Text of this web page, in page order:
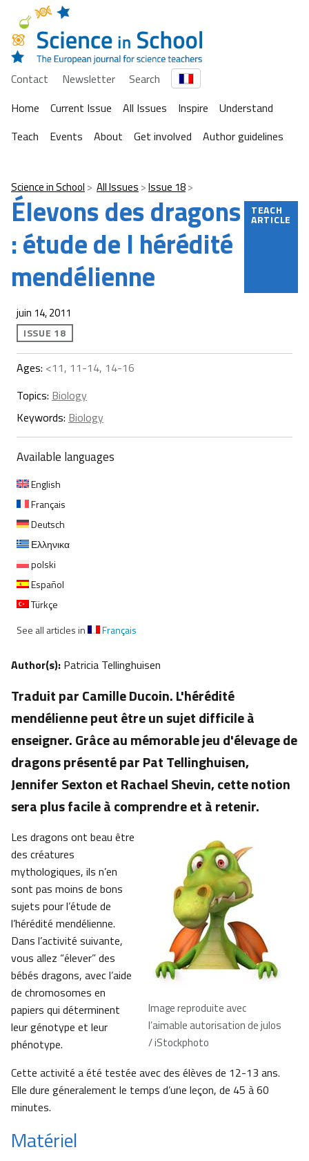
Contact Newsletter
Search
Home
Current Issue All Issues Inspire
Understand
Teach
Events About Get involved Author guidelines
Science in School All Issues Issue 18
Élevons des dragons
: étude de l hérédité
mendélienne
TEACH
ARTICLE
juin 14, 2011
ISSUE 18
Ages: <11, 11-14, 14-16
Topics: Biology
Keywords: Biology
Available languages
English
Français
Deutsch
Ελληνικα
polski
Español
Türkçe
See all articles in
Français
Author(s): Patricia Tellinghuisen
Traduit par Camille Ducoin. L'hérédité
mendélienne peut être un sujet difficile à
enseigner. Grâce au mémorable jeu d'élevage de
dragons présenté par Pat Tellinghuisen,
Jennifer Sexton et Rachael Shevin, cette notion
sera plus facile à comprendre et à retenir.
Image reproduite avec
l’aimable autorisation de julos
/ iStockphoto
Les dragons ont beau être
des créatures
mythologiques, ils n’en
sont pas moins de bons
sujets pour l’étude de
l’hérédité mendélienne.
Dans l’activité suivante,
vous allez “élever” des
bébés dragons, avec l’aide
de chromosomes en
papiers qui déterminent
leur génotype et leur
phénotype.
Cette activité a été testée avec des élèves de 12-13 ans.
Elle dure géneralement le temps d’une leçon, de 45 à 60
minutes.
Matériel